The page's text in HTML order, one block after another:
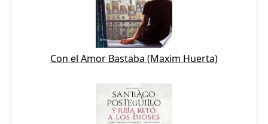
Con el Amor Bastaba (Maxim Huerta)